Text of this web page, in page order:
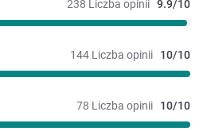
238 Liczba opinii 9.9/10
144 Liczba opinii 10/10
78 Liczba opinii 10/10